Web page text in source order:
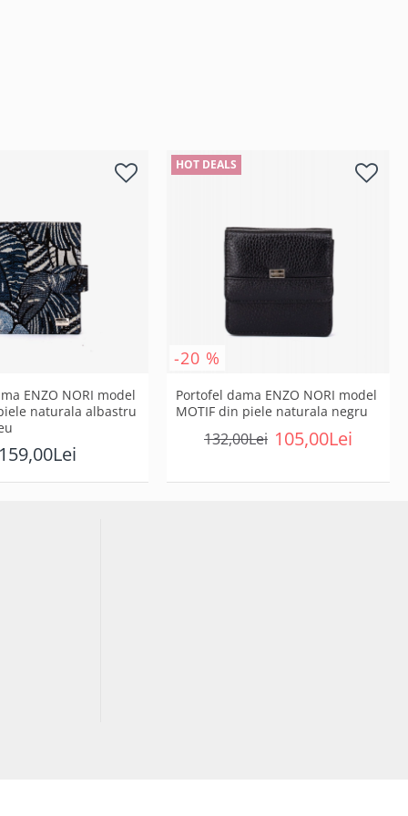
ENZO NORI model
naturala albastru
159,00Lei
HOT DEALS
-20 %
Portofel dama ENZO NORI model
MOTIF din piele naturala negru
105,00Lei
132,00Lei